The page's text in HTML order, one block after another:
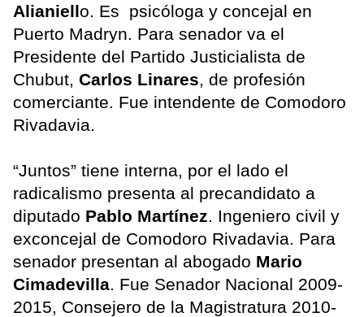
Alianiello. Es psicóloga y concejal en
Puerto Madryn. Para senador va el
Presidente del Partido Justicialista de
Chubut, Carlos Linares , de profesión
comerciante. Fue intendente de Comodoro
Rivadavia.
“Juntos” tiene interna, por el lado el
radicalismo presenta al precandidato a
diputado Pablo Martínez . Ingeniero civil y
exconcejal de Comodoro Rivadavia. Para
senador presentan al abogado Mario
Cimadevilla . Fue Senador Nacional 2009-
2015, Consejero de la Magistratura 2010-